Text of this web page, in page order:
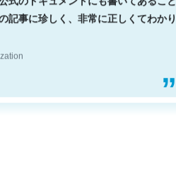
記事に珍しく、非常に正しくてわかり